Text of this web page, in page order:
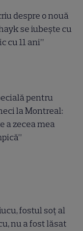
despre o nouă
se iubește cu
cu 11 ani”
pentru
la Montreal:
a zecea mea
fostul soț al
nu a fost lăsat